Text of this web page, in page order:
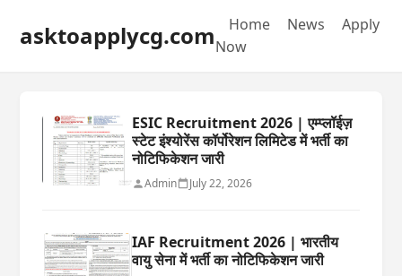
asktoapplycg.com Home News
Apply
Now
ESIC Recruitment 2026 | एम्प्लॉईज़
स्टेट इंश्योरेंस कॉर्पोरेशन लिमिटेड में भर्ती का
नोटिफिकेशन जारी
Admin July 22, 2026
IAF Recruitment 2026 | भारतीय
वायु सेना में भर्ती का नोटिफिकेशन जारी